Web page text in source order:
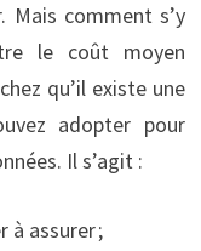
Mais comment s’y
le coût moyen
qu’il existe une
adopter pour
Il s’agit :
assurer ;